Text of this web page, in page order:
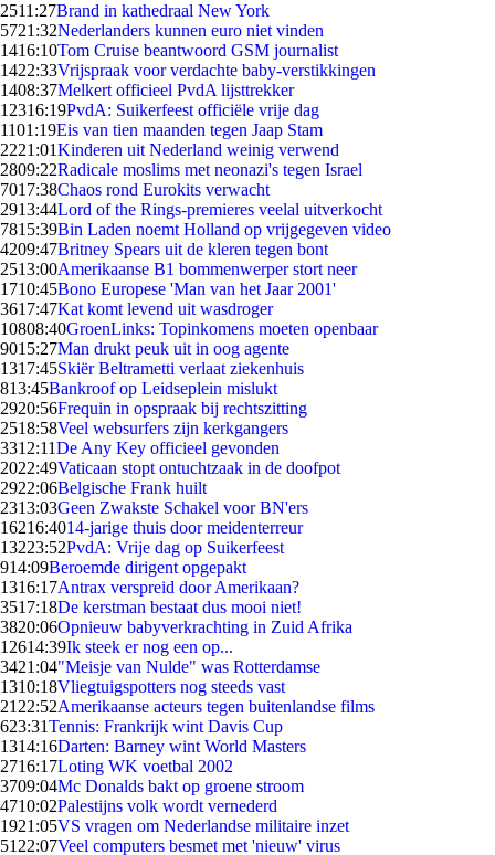
2511:27Brand in kathedraal New York
5721:32Nederlanders kunnen euro niet vinden
1416:10Tom Cruise beantwoord GSM journalist
1422:33Vrijspraak voor verdachte baby-verstikkingen
1408:37Melkert officieel PvdA lijsttrekker
12316:19PvdA: Suikerfeest officiële vrije dag
1101:19Eis van tien maanden tegen Jaap Stam
2221:01Kinderen uit Nederland weinig verwend
2809:22Radicale moslims met neonazi's tegen Israel
7017:38Chaos rond Eurokits verwacht
2913:44Lord of the Rings-premieres veelal uitverkocht
7815:39Bin Laden noemt Holland op vrijgegeven video
4209:47Britney Spears uit de kleren tegen bont
2513:00Amerikaanse B1 bommenwerper stort neer
1710:45Bono Europese 'Man van het Jaar 2001'
3617:47Kat komt levend uit wasdroger
10808:40GroenLinks: Topinkomens moeten openbaar
9015:27Man drukt peuk uit in oog agente
1317:45Skiër Beltrametti verlaat ziekenhuis
813:45Bankroof op Leidseplein mislukt
2920:56Frequin in opspraak bij rechtszitting
2518:58Veel websurfers zijn kerkgangers
3312:11De Any Key officieel gevonden
2022:49Vaticaan stopt ontuchtzaak in de doofpot
2922:06Belgische Frank huilt
2313:03Geen Zwakste Schakel voor BN'ers
16216:4014-jarige thuis door meidenterreur
13223:52PvdA: Vrije dag op Suikerfeest
914:09Beroemde dirigent opgepakt
1316:17Antrax verspreid door Amerikaan?
3517:18De kerstman bestaat dus mooi niet!
3820:06Opnieuw babyverkrachting in Zuid Afrika
12614:39Ik steek er nog een op...
3421:04"Meisje van Nulde" was Rotterdamse
1310:18Vliegtuigspotters nog steeds vast
21 22:52Amerikaanse acteurs tegen buitenlandse films
623:31Tennis: Frankrijk wint Davis Cup
1314:16Darten: Barney wint World Masters
2716:17Loting WK voetbal 2002
3709:04Mc Donalds bakt op groene stroom
4710:02Palestijns volk wordt vernederd
1921:05VS vragen om Nederlandse militaire inzet
51 22:07Veel computers besmet met 'nieuw' virus